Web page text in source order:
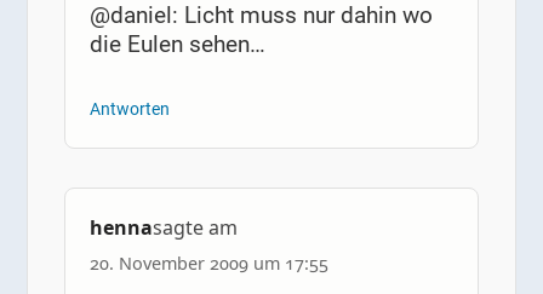
@daniel: Licht muss nur dahin wo
die Eulen sehen…
Antworten
hennasagte am
20. November 2009 um 17:55